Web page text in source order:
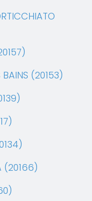
(20153)
(20166)